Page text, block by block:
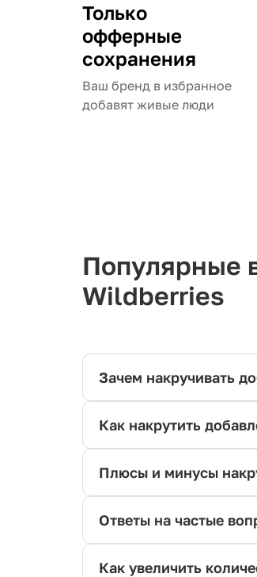
Только
офферные
сохранения
Ваш бренд в избранное
добавят живые люди
Популярные
Wildberries
Зачем накручивать
Как накрутить
Плюсы и минусы
Ответы на частые
Как увеличить